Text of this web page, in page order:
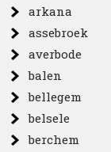
arkana
assebroek
averbode
balen
bellegem
belsele
berchem